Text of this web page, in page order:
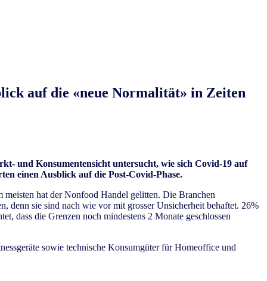
auf die «neue Normalität» in Zeiten
und Konsumentensicht untersucht, wie sich Covid-19 auf
einen Ausblick auf die Post-Covid-Phase.
hat der Nonfood Handel gelitten. Die Branchen
denn sie sind nach wie vor mit grosser Unsicherheit behaftet. 26%
dass die Grenzen noch mindestens 2 Monate geschlossen
sowie technische Konsumgüter für Homeoffice und